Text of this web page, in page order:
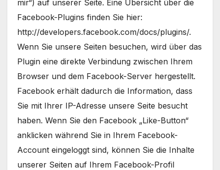
mir“) auf unserer Seite. Eine Übersicht über die
Facebook-Plugins finden Sie hier:
http://developers.facebook.com/docs/plugins/.
Wenn Sie unsere Seiten besuchen, wird über das
Plugin eine direkte Verbindung zwischen Ihrem
Browser und dem Facebook-Server hergestellt.
Facebook erhält dadurch die Information, dass
Sie mit Ihrer IP-Adresse unsere Seite besucht
haben. Wenn Sie den Facebook „Like-Button“
anklicken während Sie in Ihrem Facebook-
Account eingeloggt sind, können Sie die Inhalte
unserer Seiten auf Ihrem Facebook-Profil